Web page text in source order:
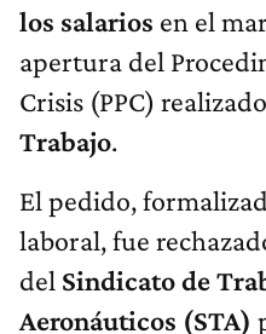
los salarios en el
apertura del
Crisis (PPC)
Trabajo.
El pedido,
laboral, fue
del Sindicato de
Aeronáuticos (STA)